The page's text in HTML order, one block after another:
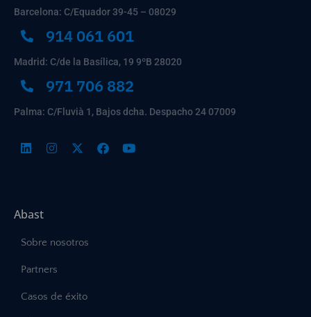
Barcelona: C/Equador 39-45 – 08029
914 061 601
Madrid: C/de la Basílica, 19 9ºB 28020
971 706 882
Palma: C/Fluvià 1, Bajos dcha. Despacho 24 07009
Abast
Sobre nosotros
Partners
Casos de éxito